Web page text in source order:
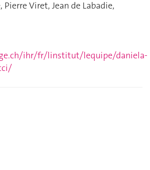
Viret, Jean de Labadie,
ihr/fr/linstitut/lequipe/daniela-